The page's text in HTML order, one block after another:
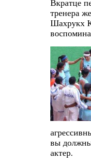
Вкратце
тренера
Шахрукх
вы должны
актер.